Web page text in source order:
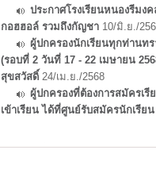
ประกาศโรงเรียนหนองรีมง
กอฮฮอล์ รวมถึงกัญชา 10/มิ.ย./
ผู้ปกครองนักเรียนทุกท่านท
(รอบที่ 2 วันที่ 17 - 22 เมษายน
สุขสวัสดิ์ 24/เม.ย./2568
ผู้ปกครองที่ต้องการสมัครเ
เข้าเรียน ได้ที่ศูนย์รับสมัครนักเรี